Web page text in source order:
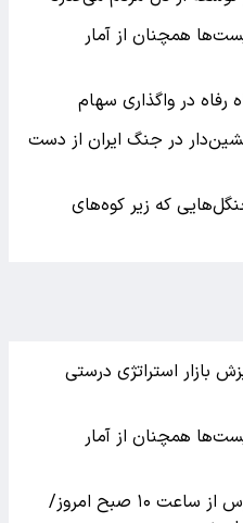
همچنان از آمار
رفاه در واگذاری سهام
سرنشین‌دار در جنگ ایران از دست
که زیر کوه‌های
بازار استراتژی درستی
همچنان از آمار
اعمال محدودیت تردد در چالوس از ساعت ۱۰ صبح امروز/